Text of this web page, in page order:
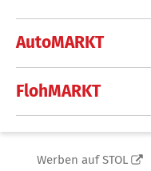
AutoMARKT
FlohMARKT
Werben auf STOL